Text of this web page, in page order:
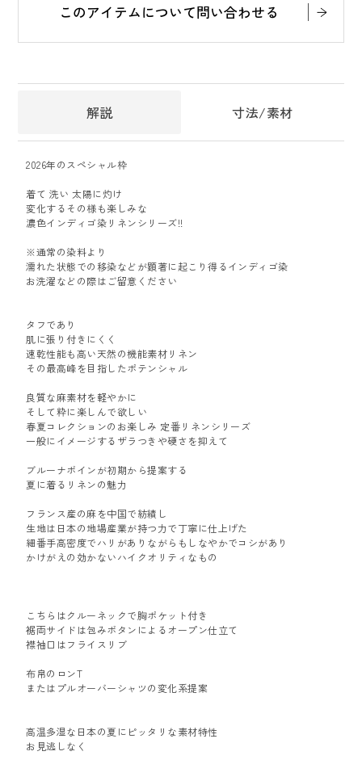
このアイテムについて問い合わせる
解説 寸法/素材
2026年のスペシャル枠
着て 洗い 太陽に灼け
変化するその様も楽しみな
濃色インディゴ染リネンシリーズ!!
※通常の染料より
濡れた状態での移染などが顕著に起こり得るインディゴ染
お洗濯などの際はご留意ください
タフであり
肌に張り付きにくく
速乾性能も高い天然の機能素材リネン
その最高峰を目指したポテンシャル
良質な麻素材を軽やかに
そして粋に楽しんで欲しい
春夏コレクションのお楽しみ 定番リネンシリーズ
一般にイメージするザラつきや硬さを抑えて
ブルーナボインが初期から提案する
夏に着るリネンの魅力
フランス産の麻を中国で紡績し
生地は日本の地場産業が持つ力で丁寧に仕上げた
細番手高密度でハリがありながらもしなやかでコシがあり
かけがえの効かないハイクオリティなもの
こちらはクルーネックで胸ポケット付き
裾両サイドは包みボタンによるオープン仕立て
襟袖口はフライスリブ
布帛のロンT
またはプルオーバーシャツの変化系提案
高温多湿な日本の夏にピッタリな素材特性
お見逃しなく